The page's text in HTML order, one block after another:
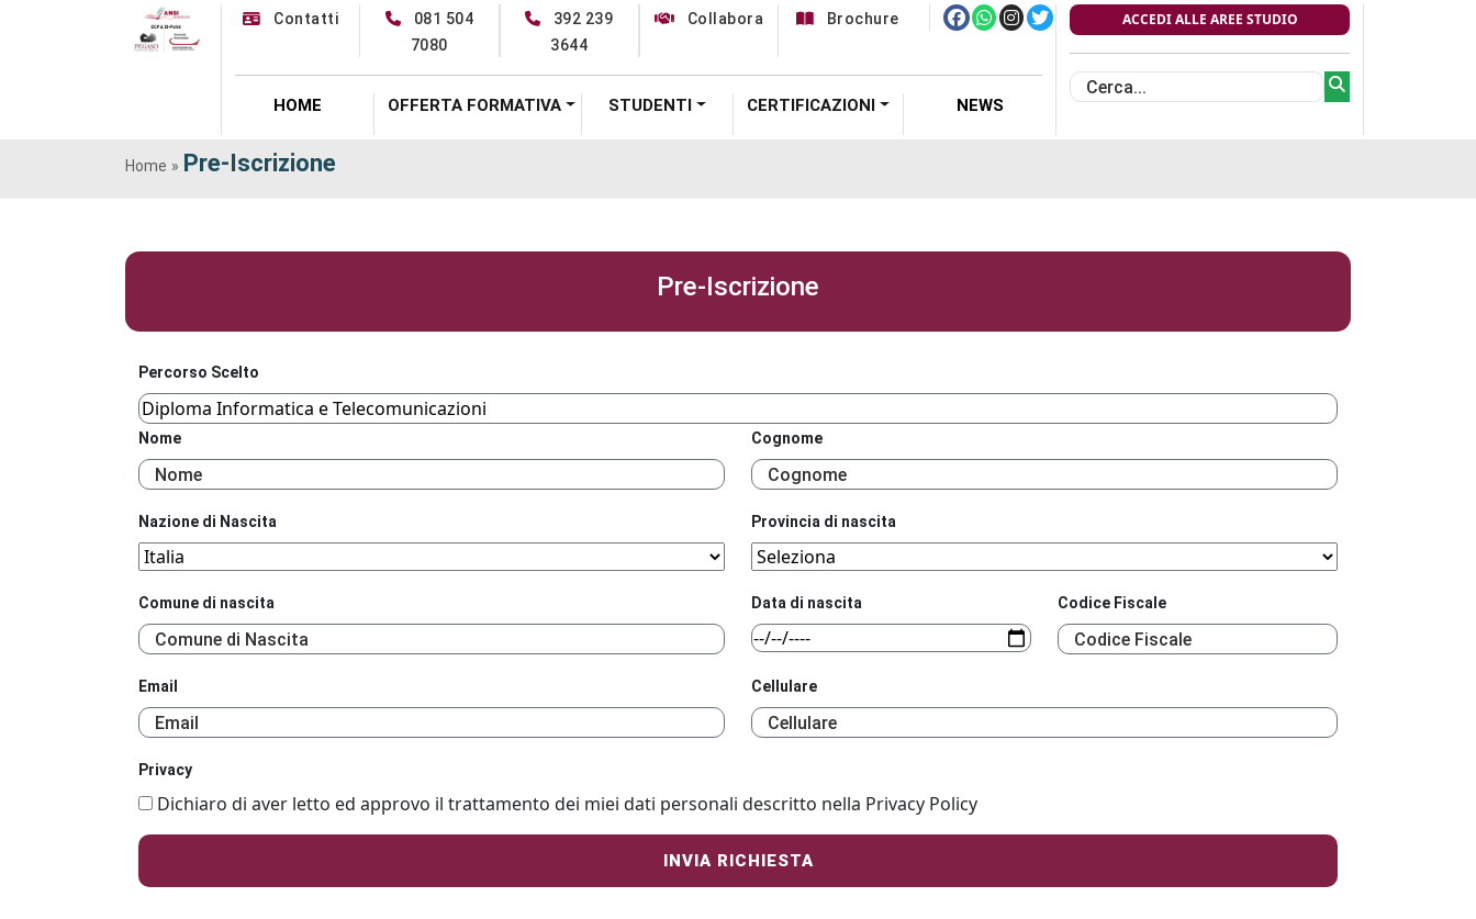
Contatti
081 504
7080
392 239
3644
Collabora Brochure
HOME OFFERTA FORMATIVA STUDENTI CERTIFICAZIONI NEWS
ACCEDI ALLE AREE STUDIO
Home » Pre-Iscrizione
Pre-Iscrizione
Percorso Scelto
Nome Cognome
Nazione di Nascita Provincia di nascita
Comune di nascita Data di nascita Codice Fiscale
Email Cellulare
Privacy
Dichiaro di aver letto ed approvo il trattamento dei miei dati personali descritto nella Privacy Policy